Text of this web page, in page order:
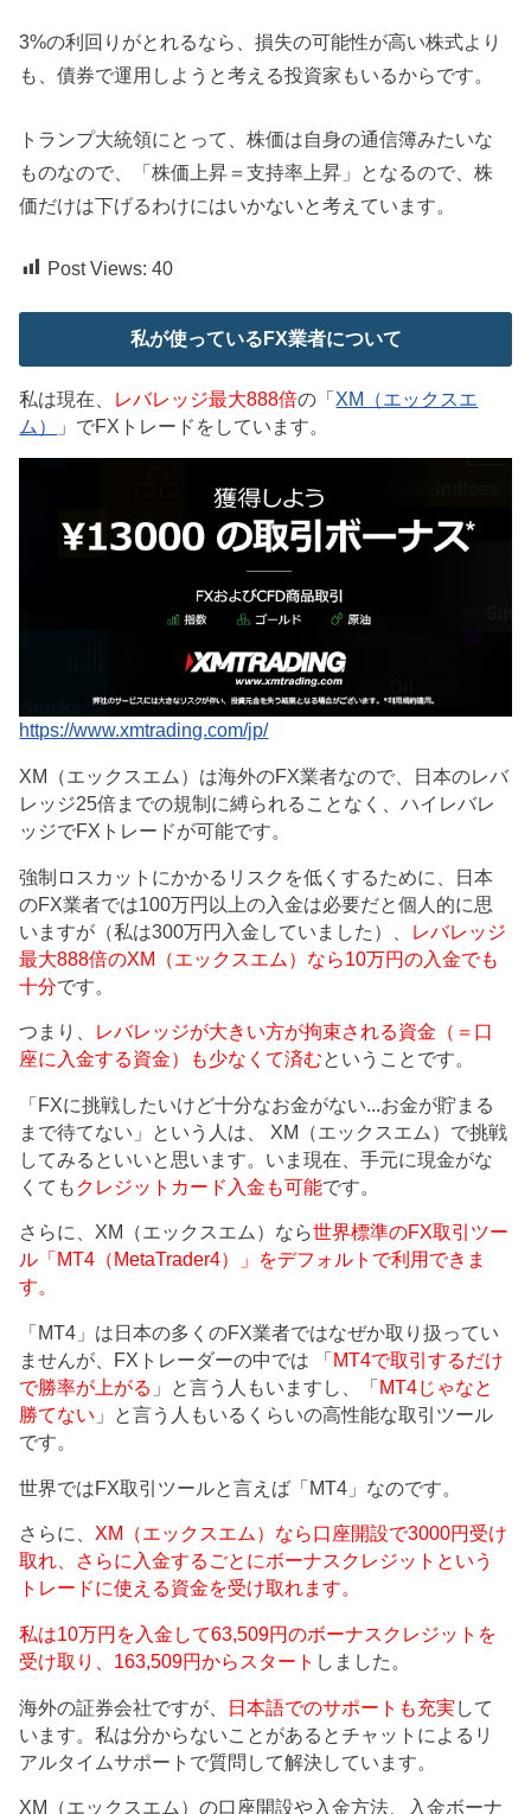
3%の利回りがとれるなら、損失の可能性が高い株式より
も、債券で運用しようと考える投資家もいるからです。
トランプ大統領にとって、株価は自身の通信簿みたいな
ものなので、「株価上昇＝支持率上昇」となるので、株
価だけは下げるわけにはいかないと考えています。
Post Views: 40
私が使っているFX業者について
私は現在、 レバレッジ最大888倍の「 XM（エックスエ
ム）
」でFXトレードをしています。
https://www.xmtrading.com/jp/
XM（エックスエム）は海外のFX業者なので、日本のレバ
レッジ25倍までの規制に縛られることなく、ハイレバレ
ッジでFXトレードが可能です。
強制ロスカットにかかるリスクを低くするために、日本
のFX業者では100万円以上の入金は必要だと個人的に思
いますが（私は300万円入金していました）、 レバレッジ
最大888倍のXM（エックスエム）なら10万円の入金でも
十分です。
つまり、 レバレッジが大きい方が拘束される資金（＝口
座に入金する資金）も少なくて済むということです。
「FXに挑戦したいけど十分なお金がない...お金が貯まる
まで待てない」という人は、 XM（エックスエム）で挑戦
してみるといいと思います。いま現在、手元に現金がな
くても クレジットカード入金も可能です。
さらに、XM（エックスエム）なら世界標準のFX取引ツー
ル「MT4（MetaTrader4）」をデフォルトで利用できま
す。
「MT4」は日本の多くのFX業者ではなぜか取り扱ってい
ませんが、FXトレーダーの中では 「 MT4で取引するだけ
で勝率が上がる 」と言う人もいますし、「 MT4じゃなと
勝てない 」と言う人もいるくらいの高性能な取引ツール
です。
世界ではFX取引ツールと言えば「MT4」なのです。
さらに、 XM（エックスエム）なら口座開設で3000円受け
取れ、さらに入金するごとにボーナスクレジットという
トレードに使える資金を受け取れます。
私は10万円を入金して63,509円のボーナスクレジットを
受け取り、163,509円からスタート しました。
海外の証券会社ですが、 日本語でのサポートも充実 して
います。私は分からないことがあるとチャットによるリ
アルタイムサポートで質問して解決しています。
XM（エックスエム）の口座開設や入金方法、入金ボーナ